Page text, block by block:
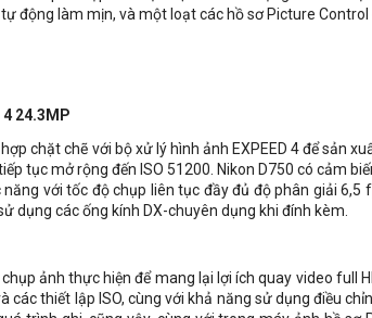
động làm mịn, và một loạt các hồ sơ Picture
4 24.3MP
chặt chẽ với bộ xử lý hình ảnh EXPEED 4 để
tục mở rộng đến ISO 51200. Nikon D750 có cảm
với tốc độ chụp liên tục đầy đủ độ phân giải 6,5
dụng các ống kính DX-chuyên dụng khi đính kèm.
ảnh thực hiện để mang lại lợi ích quay video full
thiết lập ISO, cùng với khả năng sử dụng điều